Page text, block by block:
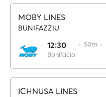
MOBY LINES
BUNIFAZZIU
12:30
Bonifacio
·· 50m ··
ICHNUSA LINES